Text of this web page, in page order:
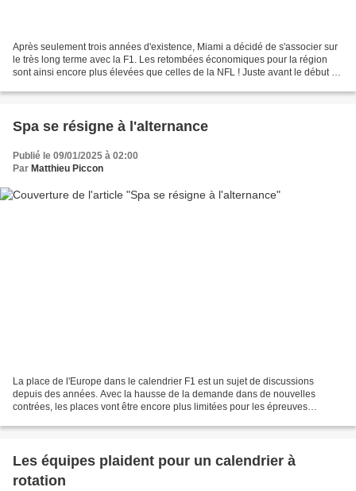
Après seulement trois années d'existence, Miami a décidé de s'associer sur
le très long terme avec la F1. Les retombées économiques pour la région
sont ainsi encore plus élevées que celles de la NFL ! Juste avant le début de
Spa se résigne à l'alternance
Publié le 09/01/2025 à 02:00
Par Matthieu Piccon
La place de l'Europe dans le calendrier F1 est un sujet de discussions
depuis des années. Avec la hausse de la demande dans de nouvelles
contrées, les places vont être encore plus limitées pour les épreuves
Les équipes plaident pour un calendrier à
rotation